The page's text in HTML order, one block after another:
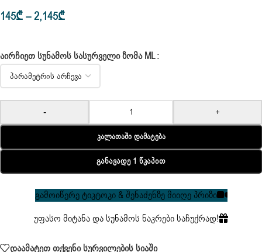
145₾–2,145₾
ᲐᲘᲠᲩᲘᲔᲗ ᲡᲣᲜᲐᲛᲝᲡ ᲡᲐᲡᲣᲠᲕᲔᲚᲘ ᲖᲝᲛᲐ ML
- +
Კალათაში Დამატება
Განავადე 1 Წკაპით
გამოიწერე ტიკტოკი & შენაძენზე მიიღე პრიზი
უფასო მიტანა და სუნამოს ნაკრები საჩუქრად!
დაამატეთ თქვენი სურვილების სიაში